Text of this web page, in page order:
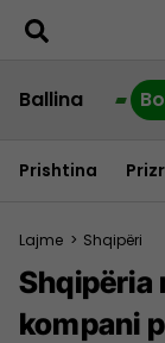
Ballina
Prishtina
Lajme > Shqipëri
Shqipëria
kompani